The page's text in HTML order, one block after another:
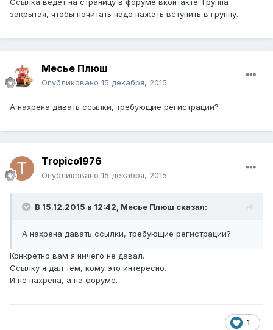
Ссылка ведёт на страницу в форуме вконтакте. Группа
закрытая, чтобы почитать надо нажать вступить в группу.
Месье Плюш
Опубликовано 15 декабря, 2015
А нахрена давать ссылки, требующие регистрации?
Tropico1976
Опубликовано 15 декабря, 2015
В 15.12.2015 в 12:42, Месье Плюш сказал:
А нахрена давать ссылки, требующие регистрации?
Конкретно вам я ничего не давал.
Ссылку я дал тем, кому это интересно.
И не нахрена, а на форуме.
1